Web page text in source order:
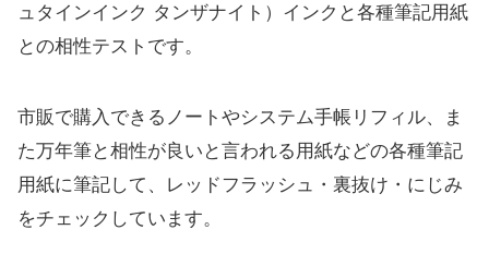
ュタインインク タンザナイト）インクと各種筆記用紙
との相性テストです。
市販で購入できるノートやシステム手帳リフィル、ま
た万年筆と相性が良いと言われる用紙などの各種筆記
用紙に筆記して、レッドフラッシュ・裏抜け・にじみ
をチェックしています。